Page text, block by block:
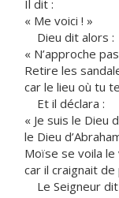
Il dit :
« Me voici ! »
Dieu dit alors :
« N’approche pas
Retire les
car le lieu où tu
Et il déclara :
« Je suis le Dieu
le Dieu
Moïse se voila le
car il craignait
Le Seigneur dit